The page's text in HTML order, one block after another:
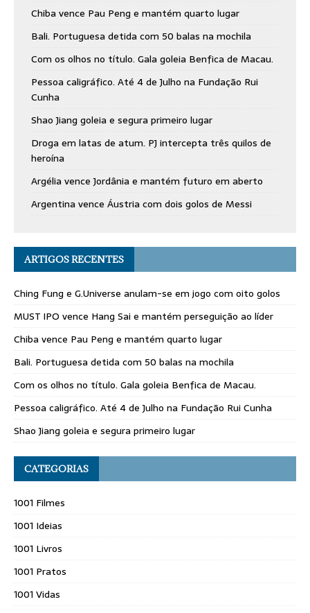
Chiba vence Pau Peng e mantém quarto lugar
Bali. Portuguesa detida com 50 balas na mochila
Com os olhos no título. Gala goleia Benfica de Macau.
Pessoa caligráfico. Até 4 de Julho na Fundação Rui
Cunha
Shao Jiang goleia e segura primeiro lugar
Droga em latas de atum. PJ intercepta três quilos de
heroína
Argélia vence Jordânia e mantém futuro em aberto
Argentina vence Áustria com dois golos de Messi
ARTIGOS RECENTES
Ching Fung e G.Universe anulam-se em jogo com oito golos
MUST IPO vence Hang Sai e mantém perseguição ao líder
Chiba vence Pau Peng e mantém quarto lugar
Bali. Portuguesa detida com 50 balas na mochila
Com os olhos no título. Gala goleia Benfica de Macau.
Pessoa caligráfico. Até 4 de Julho na Fundação Rui Cunha
Shao Jiang goleia e segura primeiro lugar
CATEGORIAS
1001 Filmes
1001 Ideias
1001 Livros
1001 Pratos
1001 Vidas